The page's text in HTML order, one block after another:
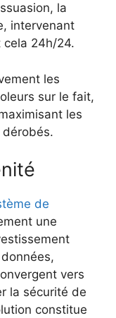
la
intervenant
cela 24h/24.
les
sur le fait,
les
de
une
vers
la sécurité de
constitue